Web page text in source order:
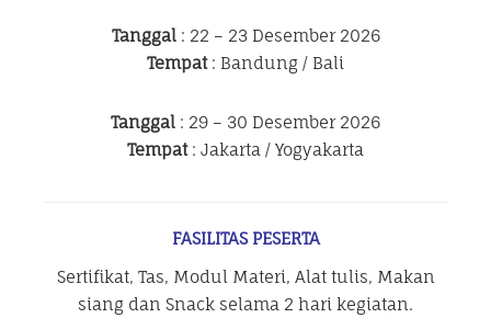
Tanggal: 22 – 23 Desember 2026
Tempat: Bandung / Bali
Tanggal : 29 – 30 Desember 2026
Tempat: Jakarta / Yogyakarta
FASILITAS PESERTA
Sertifikat, Tas, Modul Materi, Alat tulis, Makan
siang dan Snack selama 2 hari kegiatan.